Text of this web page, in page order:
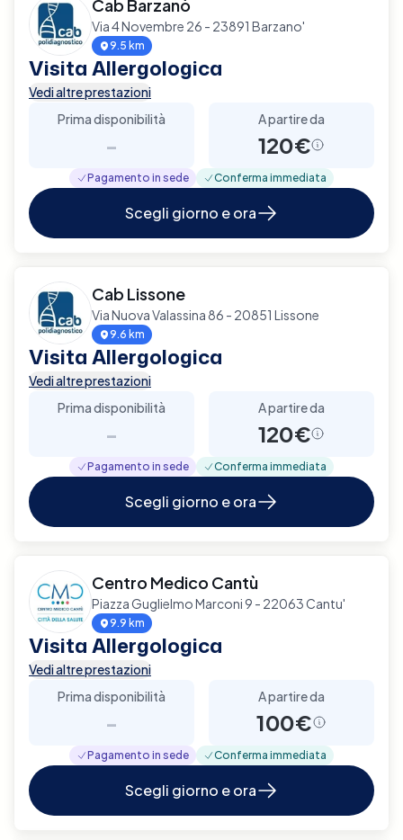
Cab Barzanò
Via 4 Novembre 26 - 23891 Barzano'
9.5 km
Visita Allergologica
Vedi altre prestazioni
Prima disponibilità
-
A partire da
120€
Pagamento in sede Conferma immediata
Scegli giorno e ora
Cab Lissone
Via Nuova Valassina 86 - 20851 Lissone
9.6 km
Visita Allergologica
Vedi altre prestazioni
Prima disponibilità
-
A partire da
120€
Pagamento in sede Conferma immediata
Scegli giorno e ora
Centro Medico Cantù
Piazza Guglielmo Marconi 9 - 22063 Cantu'
9.9 km
Visita Allergologica
Vedi altre prestazioni
Prima disponibilità
-
A partire da
100€
Pagamento in sede Conferma immediata
Scegli giorno e ora